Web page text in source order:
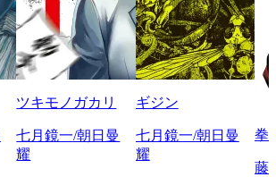
ツキモノガカリ
七月鏡一/朝日曼
耀
ギジン
七月鏡一/朝日曼
耀
拳
藤